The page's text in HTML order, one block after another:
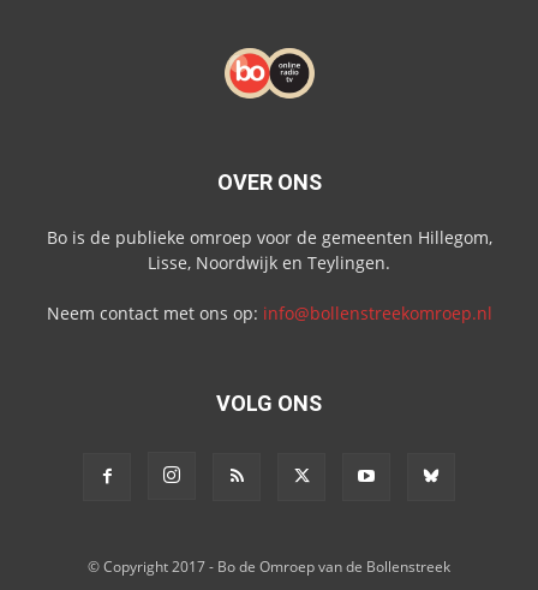
OVER ONS
Bo is de publieke omroep voor de gemeenten Hillegom,
Lisse, Noordwijk en Teylingen.
Neem contact met ons op: info@bollenstreekomroep.nl
VOLG ONS
© Copyright 2017 - Bo de Omroep van de Bollenstreek